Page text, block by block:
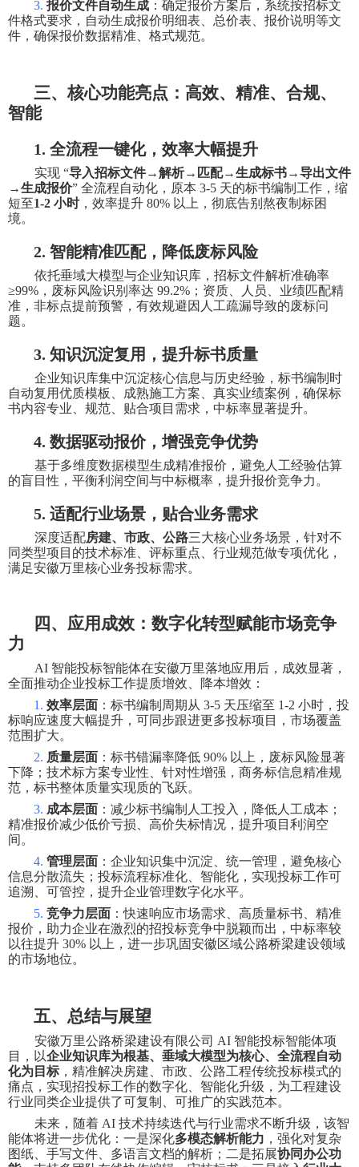
3. 报价文件自动生成 ：确定报价方案后，系统按招标文
件格式要求，自动生成报价明细表、总价表、报价说明等文
件，确保报价数据精准、格式规范。
三、核心功能亮点：高效、精准、合规、
智能
1. 全流程一键化，效率大幅提升
实现 “导入招标文件→解析→ 匹配→生成标书→导出文件
→生成报价” 全流程自动化，原本 3-5 天的标书编制工作，缩
短至1-2 小时，效率提升 80% 以上，彻底告别熬夜制标困
境。
2. 智能精准匹配，降低废标风险
依托垂域大模型与企业知识库，招标文件解析准确率
≥99% ，废标风险识别率达 99.2% ；资质、人员、业绩匹配精
准，非标点提前预警，有效规避因人工疏漏导致的废标问
题。
3. 知识沉淀复用，提升标书质量
企业知识库集中沉淀核心信息与历史经验，标书编制时
自动复用优质模板、成熟施工方案、真实业绩案例，确保标
书内容专业、规范、贴合项目需求，中标率显著提升。
4. 数据驱动报价，增强竞争优势
基于多维度数据模型生成精准报价，避免人工经验估算
的盲目性，平衡利润空间与中标概率，提升报价竞争力。
5. 适配行业场景，贴合业务需求
深度适配房建、市政、公路三大核心业务场景，针对不
同类型项目的技术标准、评标重点、行业规范做专项优化，
满足安徽万里核心业务投标需求。
四、应用成效：数字化转型赋能市场竞争
力
AI 智能投标智能体在安徽万里落地应用后，成效显著，
全面推动企业投标工作提质增效、降本增效：
1. 效率层面 ：标书编制周期从 3-5 天压缩至 1-2 小时，投
标响应速度大幅提升，可同步跟进更多投标项目，市场覆盖
范围扩大。
2. 质量层面 ：标书错漏率降低 90% 以上，废标风险显著
下降；技术标方案专业性、针对性增强，商务标信息精准规
范，标书整体质量实现质的飞跃。
3. 成本层面 ：减少标书编制人工投入，降低人工成本；
精准报价减少低价亏损、高价失标情况，提升项目利润空
间。
4. 管理层面 ：企业知识集中沉淀、统一管理，避免核心
信息分散流失；投标流程标准化、智能化，实现投标工作可
追溯、可管控，提升企业管理数字化水平。
5. 竞争力层面 ：快速响应市场需求、高质量标书、精准
报价，助力企业在激烈的招投标竞争中脱颖而出，中标率较
以往提升 30% 以上，进一步巩固安徽区域公路桥梁建设领域
的市场地位。
五、总结与展望
安徽万里公路桥梁建设有限公司 AI 智能投标智能体项
目，以企业知识库为根基、垂域大模型为核心、全流程自动
化为目标，精准解决房建、市政、公路工程传统投标模式的
痛点，实现招投标工作的数字化、智能化升级，为工程建设
行业同类企业提供了可复制、可推广的实践范本。
未来，随着 AI 技术持续迭代与行业需求不断升级，该智
能体将进一步优化：一是深化多模态解析能力 ，强化对复杂
图纸、手写文件、多语言文档的解析；二是拓展协同办公功